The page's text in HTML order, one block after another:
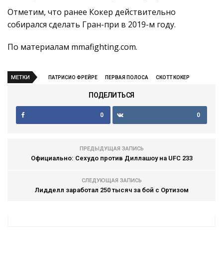
Отметим, что ранее Кокер действительно
собирался сделать Гран-при в 2019-м году.
По материалам mmafighting.com.
МЕТКИ ПАТРИСИО ФРЕЙРЕ ПЕРВАЯ ПОЛОСА СКОТТ КОКЕР
ПОДЕЛИТЬСЯ
0 0
ПРЕДЫДУЩАЯ ЗАПИСЬ
Официально: Сехудо против Диллашоу на UFC 233
СЛЕДУЮЩАЯ ЗАПИСЬ
Лидделл заработал 250 тысяч за бой с Ортизом